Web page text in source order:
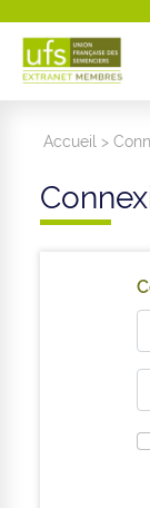
Accueil >